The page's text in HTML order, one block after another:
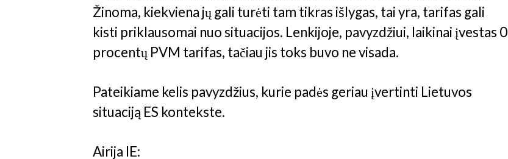
Žinoma, kiekviena jų gali turėti tam tikras išlygas, tai yra, tarifas gali
kisti priklausomai nuo situacijos. Lenkijoje, pavyzdžiui, laikinai įvestas 0
procentų PVM tarifas, tačiau jis toks buvo ne visada.
Pateikiame kelis pavyzdžius, kurie padės geriau įvertinti Lietuvos
situaciją ES kontekste.
Airija IE: